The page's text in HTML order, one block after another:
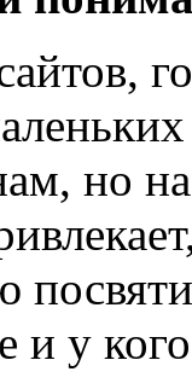
но
и у